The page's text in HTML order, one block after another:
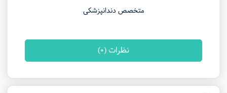
متخصص دندانپزشکی
نظرات (0)